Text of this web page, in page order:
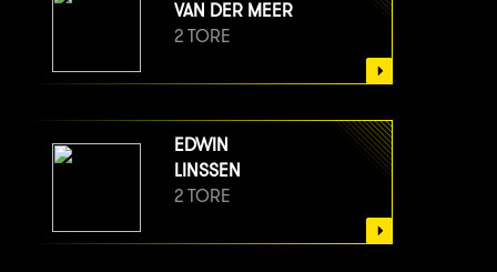
VAN DER MEER
2 TORE
EDWIN
LINSSEN
2 TORE